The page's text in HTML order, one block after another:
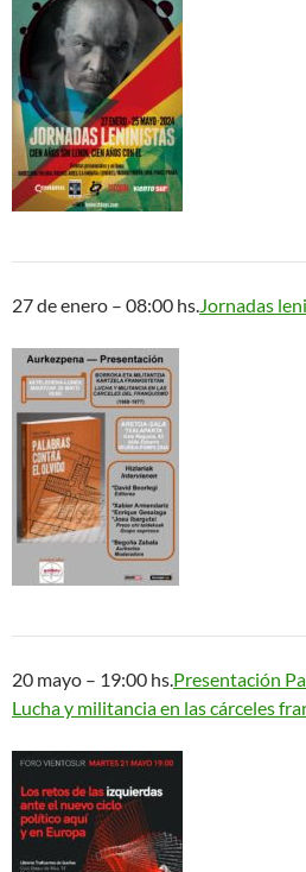
27 de enero – 08:00 hs. Jornadas
20 mayo – 19:00 hs. Presentación
Lucha y militancia en las cárceles